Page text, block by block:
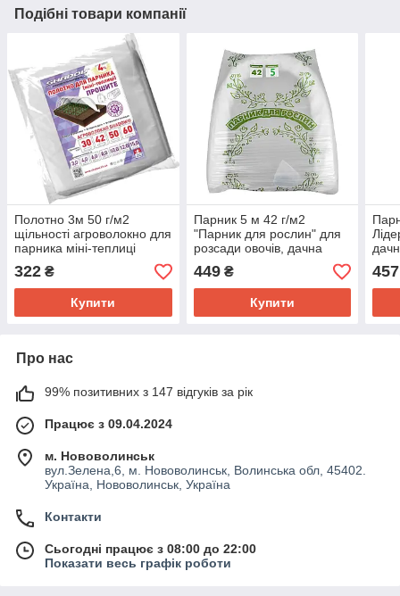
Подібні товари компанії
Полотно 3м 50 г/м2
щільності агроволокно для
парника міні-теплиці
322 ₴
Купити
Парник 5 м 42 г/м2
"Парник для рослин" для
розсади овочів, дачна
розбірна теплиця з
спанбонду
449₴
Купити
457
Про нас
99% позитивних з 147 відгуків за рік
Працює з 09.04.2024
м. Нововолинськ
вул.Зелена,6, м. Нововолинськ, Волинська обл, 45402.
Україна, Нововолинськ, Україна
Контакти
Сьогодні працює з 08:00 до 22:00
Показати весь графік роботи